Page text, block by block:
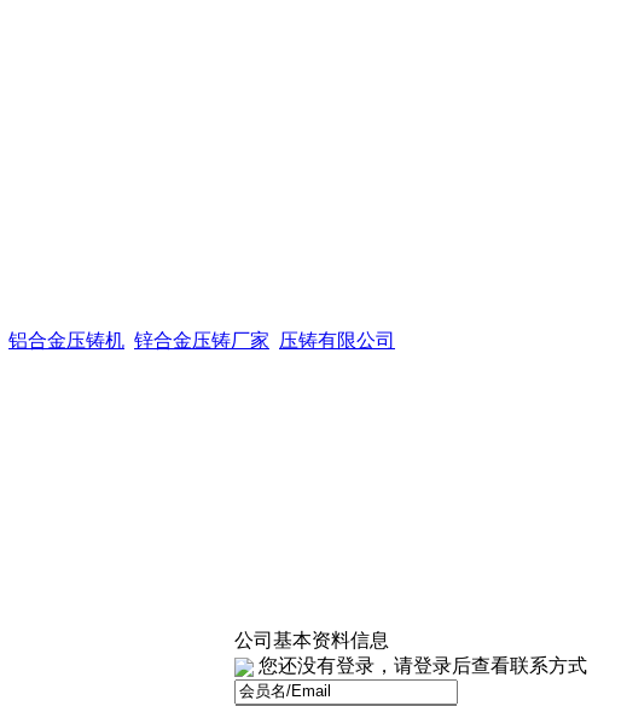
铝合金压铸机 锌合金压铸厂家 压铸有限公司
公司基本资料信息
您还没有登录，请登录后查看联系方式